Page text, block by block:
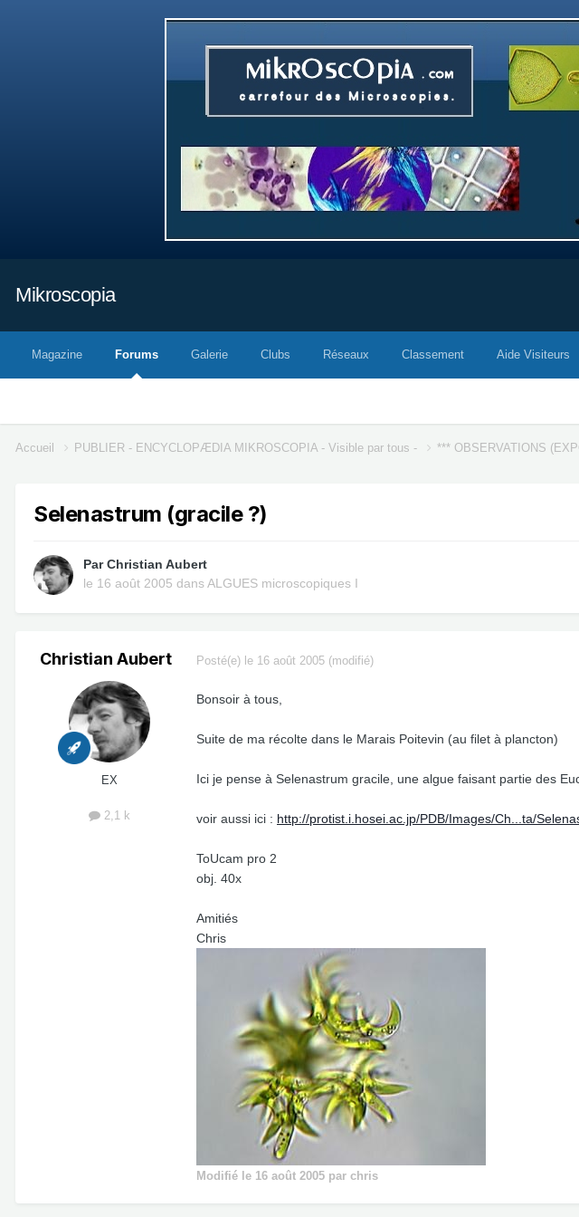
Mikroscopia
Magazine Forums Galerie Clubs Réseaux Classement Aide Visiteurs
Accueil PUBLIER - ENCYCLOPÆDIA MIKROSCOPIA - Visible par tous - *** OBSERVATIONS
Selenastrum (gracile ?)
ParChristian Aubert
le 16 août 2005 dansALGUES microscopiques I
Christian Aubert
EX
2,1 k
Posté(e) le 16 août 2005 (modifié)
Bonsoir à tous,
Suite de ma récolte dans le Marais Poitevin (au filet à plancton)
Ici je pense à Selenastrum gracile, une algue faisant partie des
voir aussi ici : http://protist.i.hosei.ac.jp/PDB/Images/Ch...ta/
ToUcam pro 2
obj. 40x
Amitiés
Chris
Modifié le 16 août 2005 par chris